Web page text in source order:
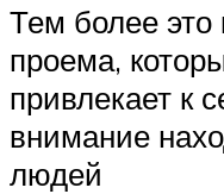
Тем более это
проема,
привлекает к
внимание
людей